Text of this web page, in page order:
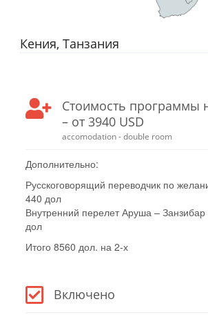
Кения, Танзания
Стоимость программы
– от 3940 USD
accomodation - double room
Дополнительно:
Русскоговорящий переводчик по
440 дол
Внутренний перелет Аруша –
дол
Итого 8560 дол. на 2-х
Включено